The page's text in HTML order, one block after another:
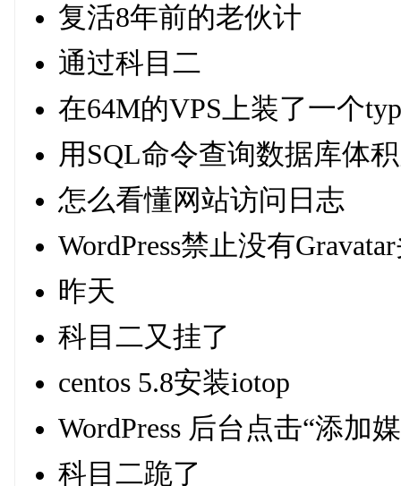
复活8年前的老伙计
通过科目二
在64M的VPS上装了一个
用SQL命令查询数据库体
怎么看懂网站访问日志
WordPress禁止没有
昨天
科目二又挂了
centos 5.8安装iotop
WordPress 后台点击“添加
科目二跪了